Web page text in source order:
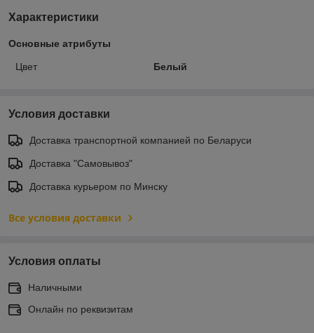
Характеристики
Основные атрибуты
Цвет Белый
Условия доставки
Доставка транспортной компанией по Беларуси
Доставка "Самовывоз"
Доставка курьером по Минску
Все условия доставки
Условия оплаты
Наличными
Онлайн по реквизитам